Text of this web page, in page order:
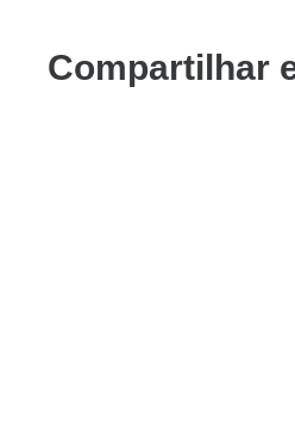
Compartilhar